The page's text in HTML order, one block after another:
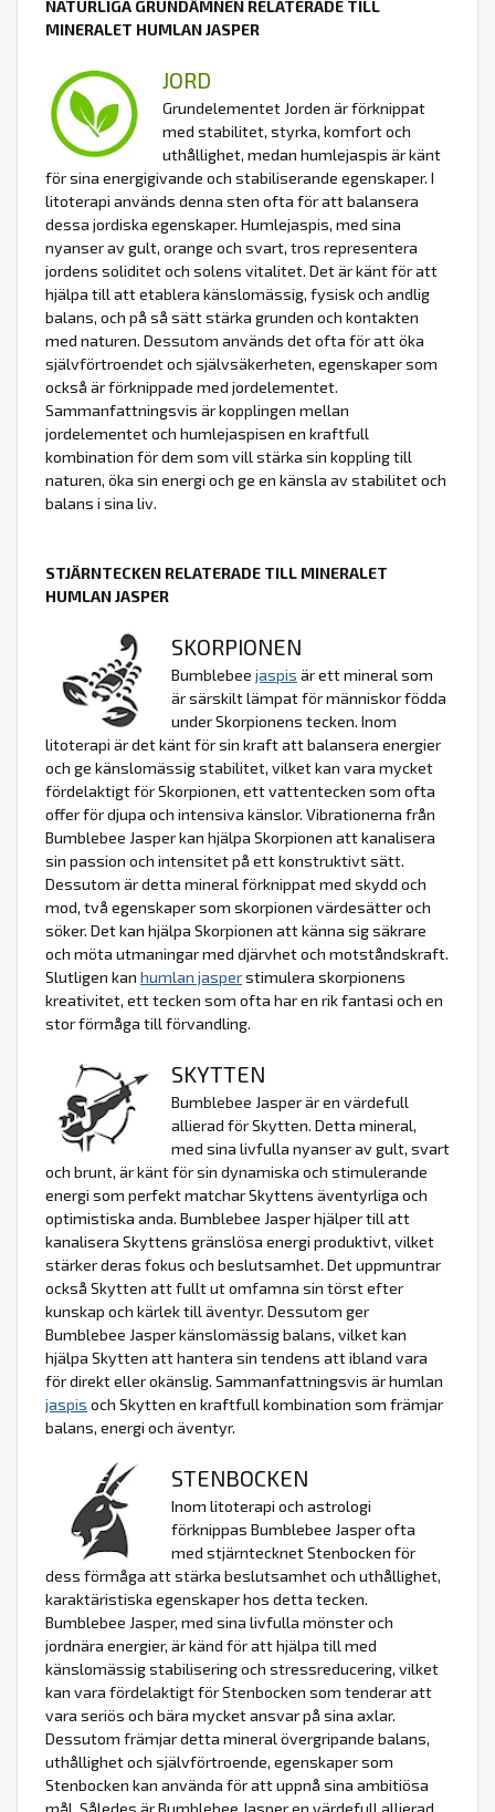
NATURLIGA GRUNDÄMNEN RELATERADE TILL
MINERALET HUMLAN JASPER
JORD
Grundelementet Jorden är förknippat
med stabilitet, styrka, komfort och
uthållighet, medan humlejaspis är känt
för sina energigivande och stabiliserande egenskaper. I
litoterapi används denna sten ofta för att balansera
dessa jordiska egenskaper. Humlejaspis, med sina
nyanser av gult, orange och svart, tros representera
jordens soliditet och solens vitalitet. Det är känt för att
hjälpa till att etablera känslomässig, fysisk och andlig
balans, och på så sätt stärka grunden och kontakten
med naturen. Dessutom används det ofta för att öka
självförtroendet och självsäkerheten, egenskaper som
också är förknippade med jordelementet.
Sammanfattningsvis är kopplingen mellan
jordelementet och humlejaspisen en kraftfull
kombination för dem som vill stärka sin koppling till
naturen, öka sin energi och ge en känsla av stabilitet och
balans i sina liv.
STJÄRNTECKEN RELATERADE TILL MINERALET
HUMLAN JASPER
SKORPIONEN
Bumblebee jaspis är ett mineral som
är särskilt lämpat för människor födda
under Skorpionens tecken. Inom
litoterapi är det känt för sin kraft att balansera energier
och ge känslomässig stabilitet, vilket kan vara mycket
fördelaktigt för Skorpionen, ett vattentecken som ofta
offer för djupa och intensiva känslor. Vibrationerna från
Bumblebee Jasper kan hjälpa Skorpionen att kanalisera
sin passion och intensitet på ett konstruktivt sätt.
Dessutom är detta mineral förknippat med skydd och
mod, två egenskaper som skorpionen värdesätter och
söker. Det kan hjälpa Skorpionen att känna sig säkrare
och möta utmaningar med djärvhet och motståndskraft.
Slutligen kan humlan jasperstimulera skorpionens
kreativitet, ett tecken som ofta har en rik fantasi och en
stor förmåga till förvandling.
SKYTTEN
Bumblebee Jasper är en värdefull
allierad för Skytten. Detta mineral,
med sina livfulla nyanser av gult, svart
och brunt, är känt för sin dynamiska och stimulerande
energi som perfekt matchar Skyttens äventyrliga och
optimistiska anda. Bumblebee Jasper hjälper till att
kanalisera Skyttens gränslösa energi produktivt, vilket
stärker deras fokus och beslutsamhet. Det uppmuntrar
också Skytten att fullt ut omfamna sin törst efter
kunskap och kärlek till äventyr. Dessutom ger
Bumblebee Jasper känslomässig balans, vilket kan
hjälpa Skytten att hantera sin tendens att ibland vara
för direkt eller okänslig. Sammanfattningsvis är humlan
jaspis och Skytten en kraftfull kombination som främjar
balans, energi och äventyr.
STENBOCKEN
Inom litoterapi och astrologi
förknippas Bumblebee Jasper ofta
med stjärntecknet Stenbocken för
dess förmåga att stärka beslutsamhet och uthållighet,
karaktäristiska egenskaper hos detta tecken.
Bumblebee Jasper, med sina livfulla mönster och
jordnära energier, är känd för att hjälpa till med
känslomässig stabilisering och stressreducering, vilket
kan vara fördelaktigt för Stenbocken som tenderar att
vara seriös och bära mycket ansvar på sina axlar.
Dessutom främjar detta mineral övergripande balans,
uthållighet och självförtroende, egenskaper som
Stenbocken kan använda för att uppnå sina ambitiösa
mål. Således är Bumblebee Jasper en värdefull allierad